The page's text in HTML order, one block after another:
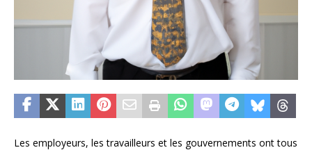
Les employeurs, les travailleurs et les gouvernements ont tous